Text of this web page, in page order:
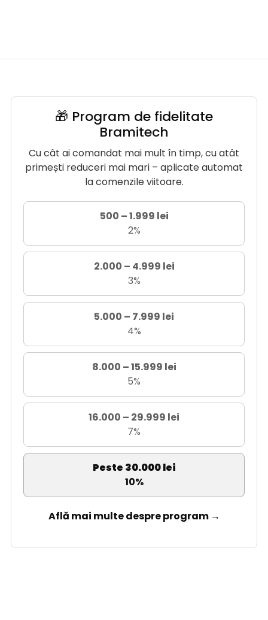
🎁 Program de fidelitate
Bramitech
Cu cât ai comandat mai mult în timp, cu atât
primești reduceri mai mari – aplicate automat
la comenzile viitoare.
500 – 1.999 lei
2%
2.000 – 4.999 lei
3%
5.000 – 7.999 lei
4%
8.000 – 15.999 lei
5%
16.000 – 29.999 lei
7%
Peste 30.000 lei
10%
Află mai multe despre program →